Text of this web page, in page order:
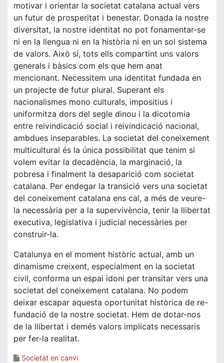
motivar i orientar la societat catalana actual vers
un futur de prosperitat i benestar. Donada la nostre
diversitat, la nostre identitat no pot fonamentar-se
ni en la llengua ni en la història ni en un sol sistema
de valors. Això sí, tots ells compartint uns valors
generals i bàsics com els que hem anat
mencionant. Necessitem una identitat fundada en
un projecte de futur plural. Superant els
nacionalismes mono culturals, impositius i
uniformitza dors del segle dinou i la dicotomia
entre reivindicació social i reivindicació nacional,
ambdues inseparables. La societat del coneixement
multicultural és la única possibilitat que tenim si
volem evitar la decadència, la marginació, la
pobresa i finalment la desaparició com societat
catalana. Per endegar la transició vers una societat
del coneixement catalana ens cal, a més de veure-
la necessària per a la supervivència, tenir la llibertat
executiva, legislativa i judicial necessàries per
construir-la.
Catalunya en el moment històric actual, amb un
dinamisme creixent, especialment en la societat
civil, conforma un espai idoni per transitar vers una
societat del coneixement catalana. No podem
deixar escapar aquesta oportunitat històrica de re-
fundació de la nostre societat. Hem de dotar-nos
de la llibertat i demés valors implicats necessaris
per fer-la realitat.
Societat en canvi